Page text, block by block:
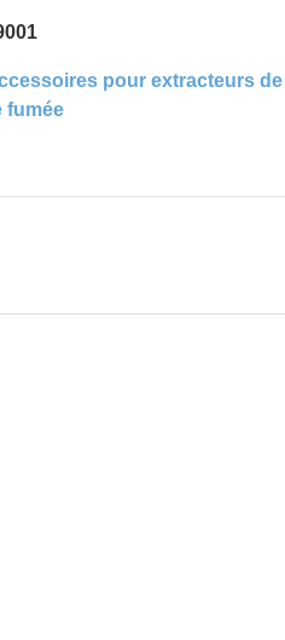
pour extracteurs
fumée